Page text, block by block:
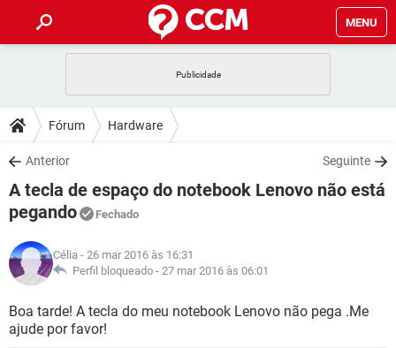
MENU
CELULAR
OUTLOOK
INSTAGRAM GMAIL
GUIA DE COMPRAS
DICAS
JOGOS
OUTLOOK
GUIA DE COMPRAS
DOWNLOADS
JOGOS WHATSAPP
CELULAR
OUTLOOK
INSTAGRAM
GUIA DE COMPRAS
CELULAR FACEBOOK
INSTAGRAM
GLOSSÁRIO
JOGOS
CELULAR FACEBOOK
Fórum Hardware
Anterior Seguinte
A tecla de espaço do notebook Lenovo não está
pegando
Fechado
Célia - 26 mar 2016 às 16:31
Perfil bloqueado - 27 mar 2016 às 06:01
Boa tarde! A tecla do meu notebook Lenovo não pega .Me
ajude por favor!